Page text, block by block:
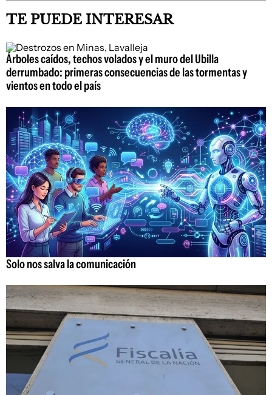
TE PUEDE INTERESAR
Árboles caídos, techos volados y el muro del Ubilla
derrumbado: primeras consecuencias de las tormentas y
vientos en todo el país
Solo nos salva la comunicación